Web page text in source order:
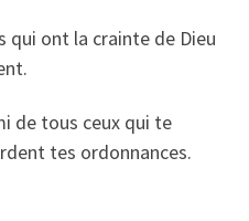
qui ont la crainte de Dieu
de tous ceux qui te
tes ordonnances.